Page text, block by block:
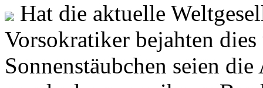
Hat die aktuelle
Vorsokratiker bejahten
Sonnenstäubchen seien